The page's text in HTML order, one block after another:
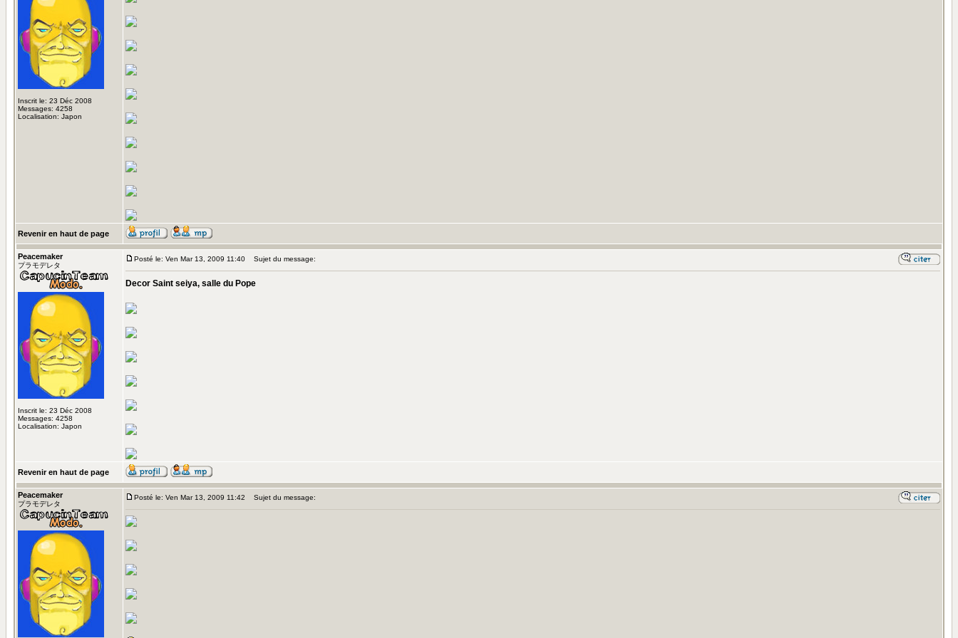
Inscrit le: 23 Déc 2008
Messages: 4258
Localisation: Japon
Revenir en haut de page
Peacemaker
プラモデレタ
Inscrit le: 23 Déc 2008
Messages: 4258
Localisation: Japon
Posté le: Ven Mar 13, 2009 11:40 Sujet du message:
Decor Saint seiya, salle du Pope
Revenir en haut de page
Peacemaker
プラモデレタ
Posté le: Ven Mar 13, 2009 11:42 Sujet du message: